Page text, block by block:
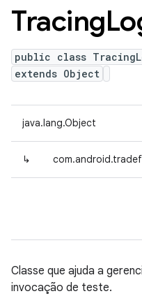
Tracing
public class
extends Object
java.lang.Object
↳
Classe que ajuda a
invocação de teste.